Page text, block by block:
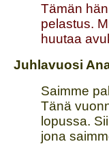
Tämän
pelastus.
huutaa
Juhlavuosi
Saimme
Tänä
lopussa.
jona